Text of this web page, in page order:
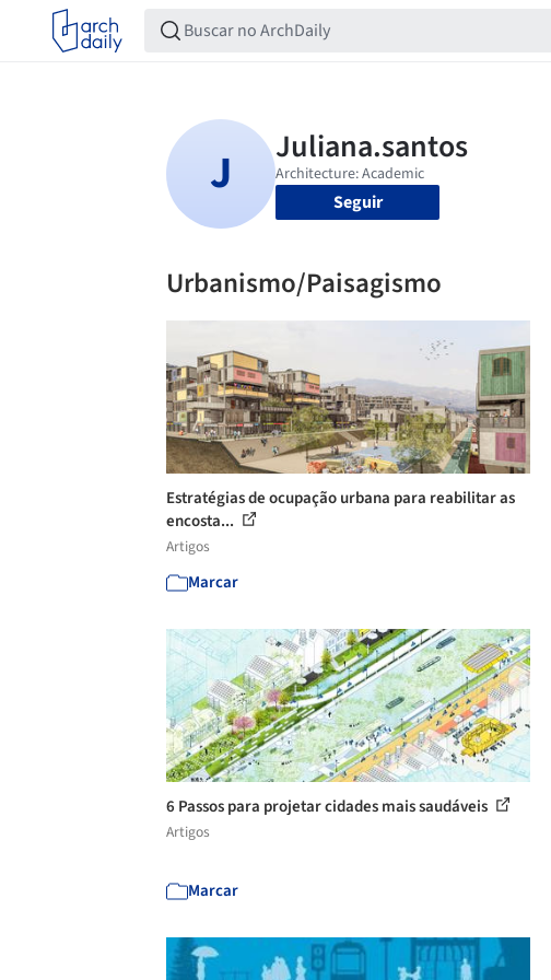
Seguir
Urbanismo/Paisagismo
Estratégias de ocupação urbana para reabilitar as
encosta...
Artigos
Marcar
6 Passos para projetar cidades mais saudáveis
Artigos
Marcar